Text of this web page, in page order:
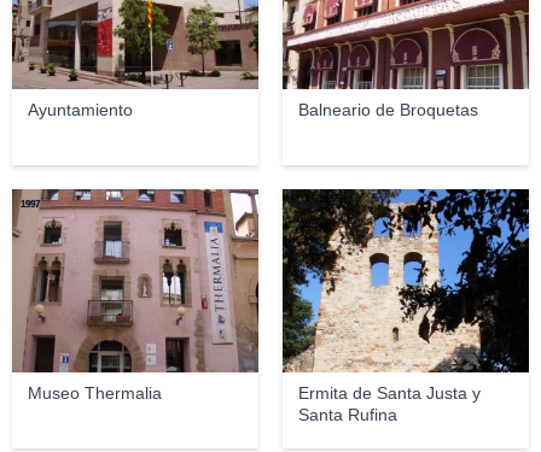
Ayuntamiento Balneario de Broquetas
Museo Thermalia
1997
Ermita de Santa Justa y
Santa Rufina
Vulcano